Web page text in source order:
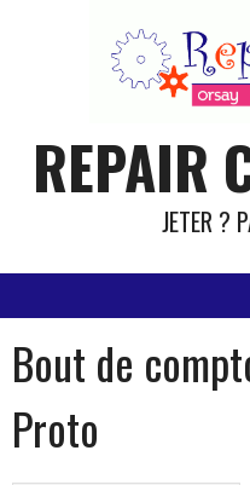
REPAIR
JETER ?
Bout de
Proto